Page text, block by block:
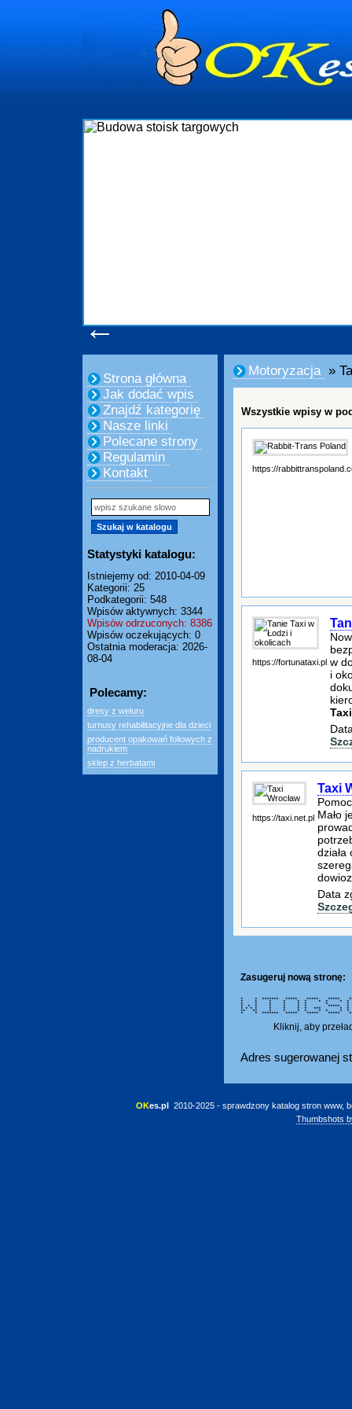
←
Strona główna
Jak dodać wpis
Znajdź kategorię
Nasze linki
Polecane strony
Regulamin
Kontakt
Statystyki katalogu:
Istniejemy od: 2010-04-09
Kategorii: 25
Podkategorii: 548
Wpisów aktywnych: 3344
Wpisów odrzuconych: 8386
Wpisów oczekujących: 0
Ostatnia moderacja: 2026-
08-04
Polecamy:
dresy z weluru
turnusy rehabilitacyjne dla dzieci
producent opakowań foliowych z
nadrukiem
sklep z herbatami
Motoryzacja »
Wszystkie wpisy w
https://
https://fortunataxi.pl w
i
Taxi
https://taxi.net.pl
Taxi
Mało
Data
Zasugeruj nową stronę:
* * ******* ***** *****
* * * * * * * * *
* * * * * * *
* * * * * * * *****
* * * * * * * *
** ** * * * * * *
* * ******* ***** ***** *****
Kliknij, aby
Adres sugerowanej
OKes.pl 2010-2025 - sprawdzony katalog stron www,
Thumbshots